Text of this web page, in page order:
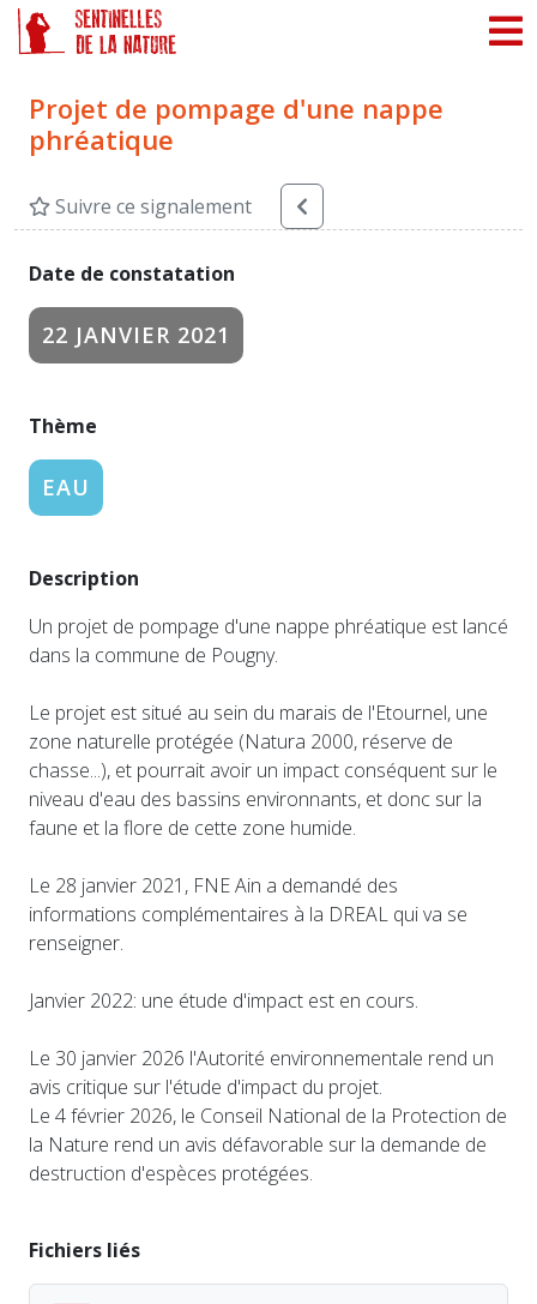
Projet de pompage d'une nappe
phréatique
Suivre ce signalement
Date de constatation
22 JANVIER 2021
Thème
EAU
Description
Un projet de pompage d'une nappe phréatique est lancé
dans la commune de Pougny.
Le projet est situé au sein du marais de l'Etournel, une
zone naturelle protégée (Natura 2000, réserve de
chasse...), et pourrait avoir un impact conséquent sur le
niveau d'eau des bassins environnants, et donc sur la
faune et la flore de cette zone humide.
Le 28 janvier 2021, FNE Ain a demandé des
informations complémentaires à la DREAL qui va se
renseigner.
Janvier 2022: une étude d'impact est en cours.
Le 30 janvier 2026 l'Autorité environnementale rend un
avis critique sur l'étude d'impact du projet.
Le 4 février 2026, le Conseil National de la Protection de
la Nature rend un avis défavorable sur la demande de
destruction d'espèces protégées.
Fichiers liés
Panneau de gestion des cookies